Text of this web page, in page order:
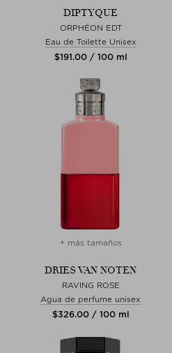
DIPTYQUE
ORPHÉON EDT
Eau de Toilette Unisex
$‌191.00 / 100 ml
+ más tamaños
DRIES VAN NOTEN
RAVING ROSE
Agua de perfume unisex
$‌326.00 / 100 ml